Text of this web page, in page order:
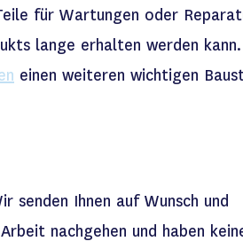
für Wartungen oder
lange erhalten werden
einen weiteren wichtigen
Ihnen auf Wunsch und
nachgehen und haben